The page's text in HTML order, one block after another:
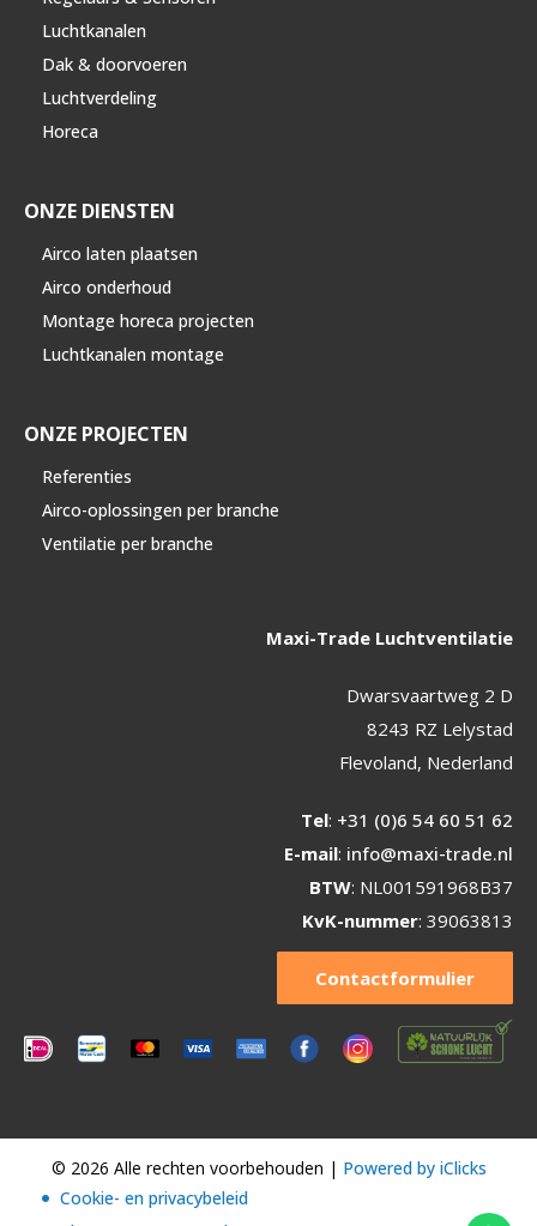
Luchtkanalen
Dak & doorvoeren
Luchtverdeling
Horeca
ONZE DIENSTEN
Airco laten plaatsen
Airco onderhoud
Montage horeca projecten
Luchtkanalen montage
ONZE PROJECTEN
Referenties
Airco-oplossingen per branche
Ventilatie per branche
Maxi-Trade Luchtventilatie
Dwarsvaartweg 2 D
8243 RZ Lelystad
Flevoland, Nederland
Tel: +31 (0)6 54 60 51 62
E-mail: info@maxi-trade.nl
BTW: NL001591968B37
KvK-nummer: 39063813
Contactformulier
© 2026 Alle rechten voorbehouden | Powered by iClicks
Cookie- en privacybeleid